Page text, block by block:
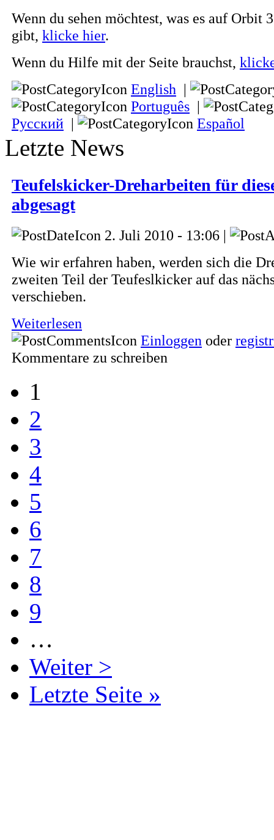
Wenn du sehen möchtest, was es auf Orbit
gibt, klicke hier.
Wenn du Hilfe mit der Seite brauchst,
English |
Português |
Русский | Español
Letzte News
Teufelskicker-Dreharbeiten für
abgesagt
2. Juli 2010 - 13:06 |
Wie wir erfahren haben, werden sich die
zweiten Teil der Teufeslkicker auf das
verschieben.
Weiterlesen
Einloggen oder
Kommentare zu schreiben
1
2
3
4
5
6
7
8
9
…
Weiter >
Letzte Seite »